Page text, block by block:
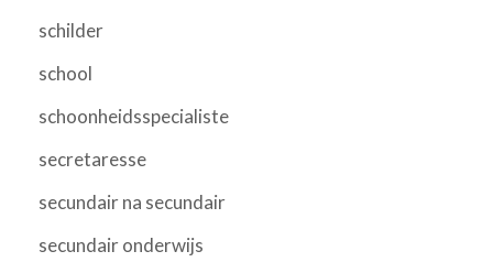
schilder
school
schoonheidsspecialiste
secretaresse
secundair na secundair
secundair onderwijs